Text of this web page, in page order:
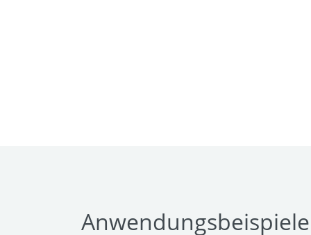
Anwendungsbeispiele